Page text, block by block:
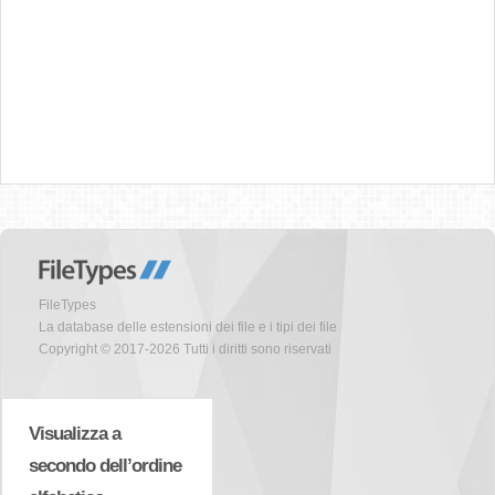
FileTypes
La database delle estensioni dei file e i tipi dei file
Copyright © 2017-2026 Tutti i diritti sono riservati
Visualizza a
secondo dell’ordine